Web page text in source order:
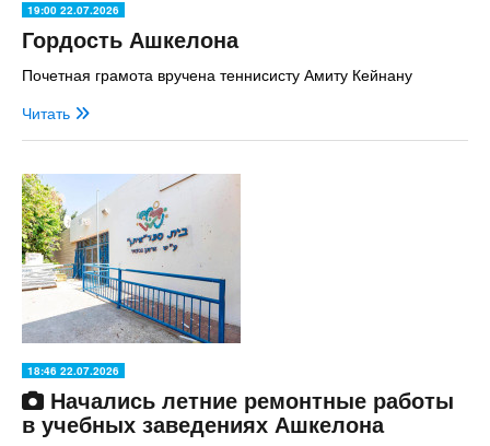
19:00 22.07.2026
Гордость Ашкелона
Почетная грамота вручена теннисисту Амиту Кейнану
Читать
18:46 22.07.2026
Начались летние ремонтные работы
в учебных заведениях Ашкелона